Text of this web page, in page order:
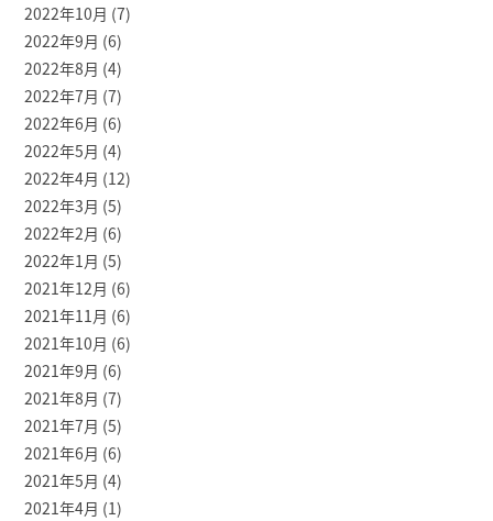
2022年10月 (7)
2022年9月 (6)
2022年8月 (4)
2022年7月 (7)
2022年6月 (6)
2022年5月 (4)
2022年4月 (12)
2022年3月 (5)
2022年2月 (6)
2022年1月 (5)
2021年12月 (6)
2021年11月 (6)
2021年10月 (6)
2021年9月 (6)
2021年8月 (7)
2021年7月 (5)
2021年6月 (6)
2021年5月 (4)
2021年4月 (1)